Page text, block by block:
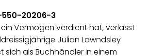
550-20206-3
Vermögen verdient hat, verlässt
Julian Lawndsley
sich als Buchhändler in einem